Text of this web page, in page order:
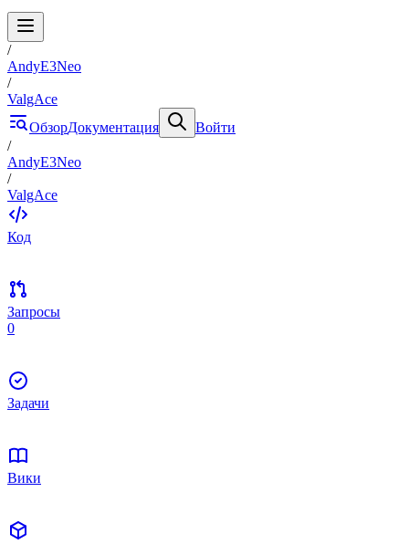
/
AndyE3Neo
/
ValgAce
ОбзорДокументация
Войти
/
AndyE3Neo
/
ValgAce
Код
Запросы
0
Задачи
Вики